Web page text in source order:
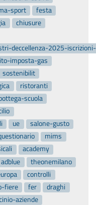
sport
festa
chiusure
deccellenza-2025-
imposta-gas
sostenibilit
ristoranti
scuola
ue
salone-gusto
mims
academy
adblue
theonemilano
controlli
fiere fer
draghi
aziende